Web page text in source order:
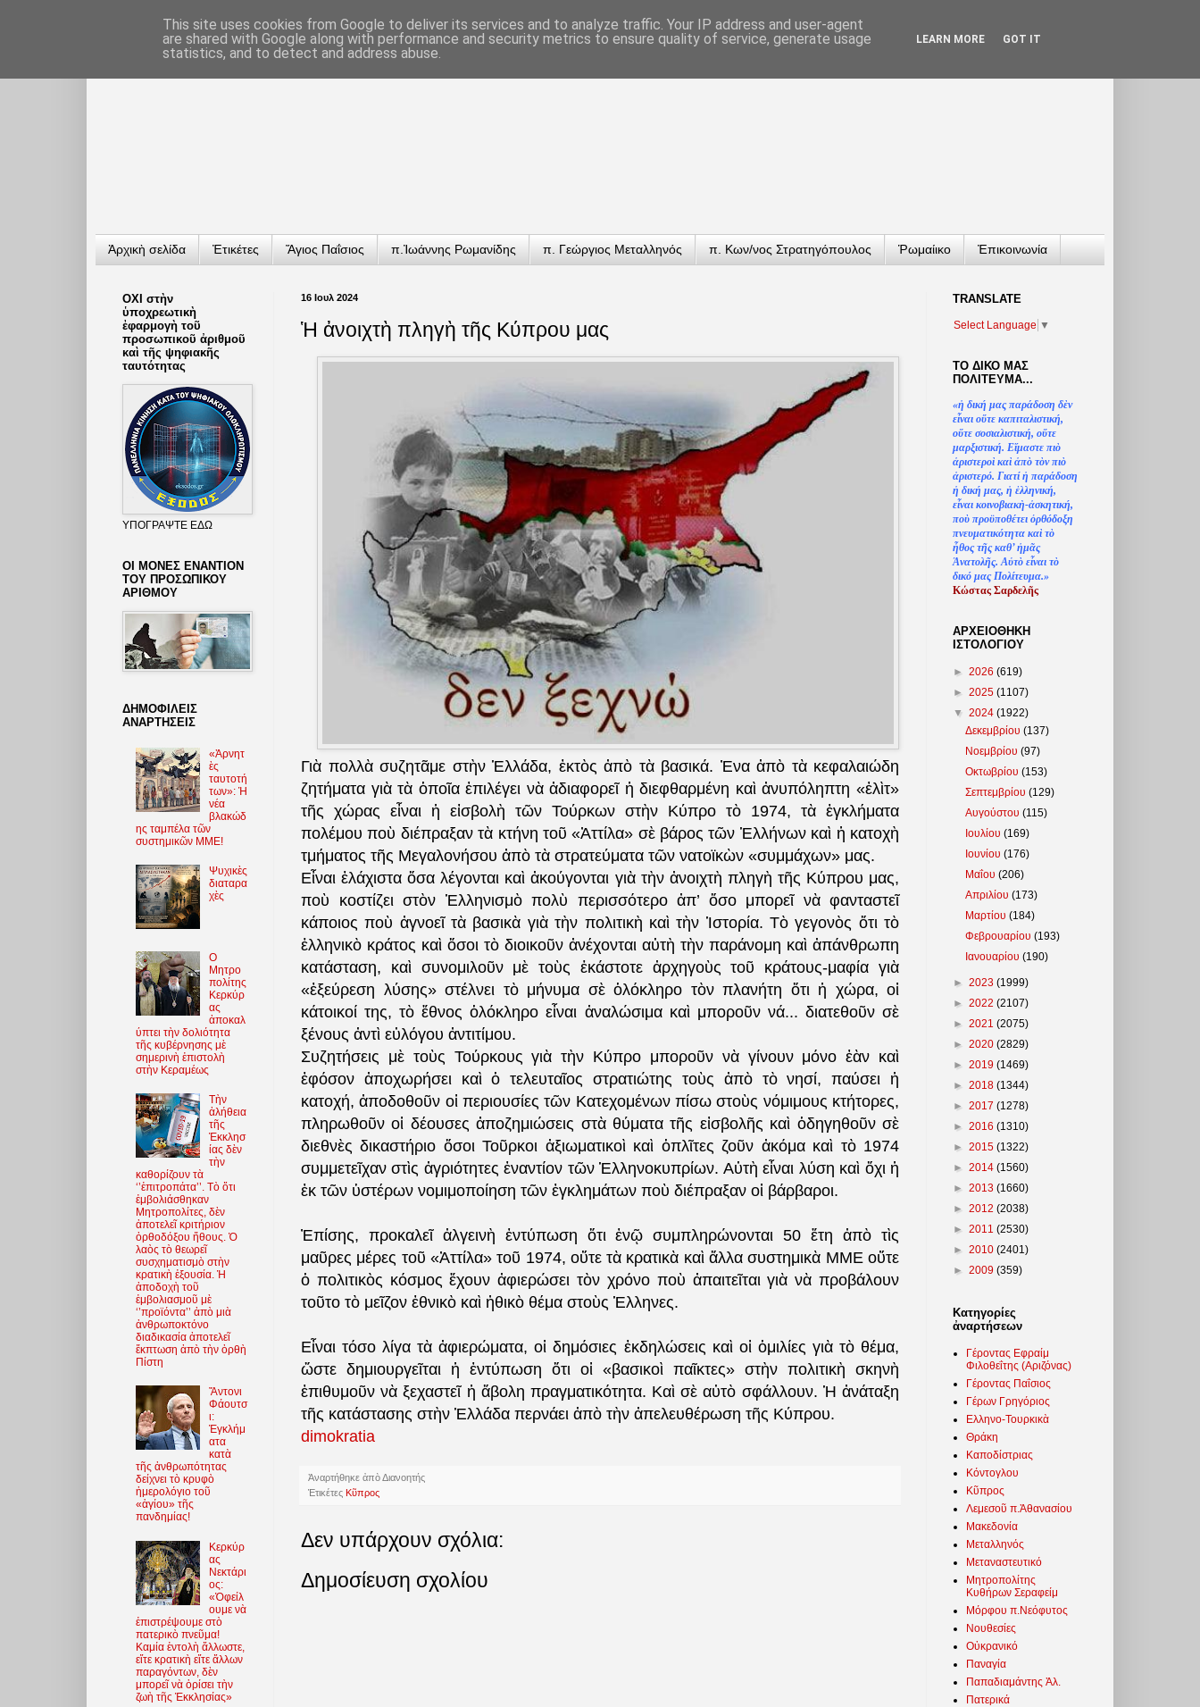
Ἀρχικὴ σελίδα Ἐτικέτες Ἅγιος Παΐσιος π.Ἰωάννης Ρωμανίδης π. Γεώργιος Μεταλληνός π. Κων/νος Στρατηγόπουλος Ῥωμαίικο Ἐπικοινωνία
16 Ιουλ 2024
Ἡ ἀνοιχτὴ πληγὴ τῆς Κύπρου μας
Γιὰ πολλὰ συζητᾶμε στὴν Ἑλλάδα, ἐκτὸς ἀπὸ τὰ βασικά. Ἐνα ἀπὸ τὰ κεφαλαιώδη
ζητήματα γιὰ τὰ ὁποῖα ἐπιλέγει νὰ ἀδιαφορεῖ ἡ διεφθαρμένη καὶ ἀνυπόληπτη «ἐλὶτ»
τῆς χώρας εἶναι ἡ εἰσβολὴ τῶν Τούρκων στὴν Κύπρο τὸ 1974, τὰ ἐγκλήματα
πολέμου ποὺ διέπραξαν τὰ κτήνη τοῦ «Ἀττίλα» σὲ βάρος τῶν Ἑλλήνων καὶ ἡ κατοχὴ
τμήματος τῆς Μεγαλονήσου ἀπὸ τὰ στρατεύματα τῶν νατοϊκὼν «συμμάχων» μας.
Εἶναι ἐλάχιστα ὅσα λέγονται καὶ ἀκούγονται γιὰ τὴν ἀνοιχτὴ πληγὴ τῆς Κύπρου μας,
ποὺ κοστίζει στὸν Ἑλληνισμὸ πολὺ περισσότερο ἀπ’ ὅσο μπορεῖ νὰ φανταστεῖ
κάποιος ποὺ ἀγνοεῖ τὰ βασικὰ γιὰ τὴν πολιτικὴ καὶ τὴν Ἱστορία. Τὸ γεγονὸς ὅτι τὸ
ἑλληνικὸ κράτος καὶ ὅσοι τὸ διοικοῦν ἀνέχονται αὐτὴ τὴν παράνομη καὶ ἀπάνθρωπη
κατάσταση, καὶ συνομιλοῦν μὲ τοὺς ἑκάστοτε ἀρχηγοὺς τοῦ κράτους-μαφία γιὰ
«ἐξεύρεση λύσης» στέλνει τὸ μήνυμα σὲ ὁλόκληρο τὸν πλανήτη ὅτι ἡ χώρα, οἱ
κάτοικοί της, τὸ ἔθνος ὁλόκληρο εἶναι ἀναλώσιμα καὶ μποροῦν νά... διατεθοῦν σὲ
ξένους ἀντὶ εὐλόγου ἀντιτίμου.
Συζητήσεις μὲ τοὺς Τούρκους γιὰ τὴν Κύπρο μποροῦν νὰ γίνουν μόνο ἐὰν καὶ
ἐφόσον ἀποχωρήσει καὶ ὁ τελευταῖος στρατιώτης τοὺς ἀπὸ τὸ νησί, παύσει ἡ
κατοχή, ἀποδοθοῦν οἱ περιουσίες τῶν Κατεχομένων πίσω στοὺς νόμιμους κτήτορες,
πληρωθοῦν οἱ δέουσες ἀποζημιώσεις στὰ θύματα τῆς εἰσβολῆς καὶ ὁδηγηθοῦν σὲ
διεθνὲς δικαστήριο ὅσοι Τοῦρκοι ἀξιωματικοὶ καὶ ὁπλῖτες ζοῦν ἀκόμα καὶ τὸ 1974
συμμετεῖχαν στὶς ἀγριότητες ἐναντίον τῶν Ἑλληνοκυπρίων. Αὐτὴ εἶναι λύση καὶ ὄχι ἡ
ἐκ τῶν ὑστέρων νομιμοποίηση τῶν ἐγκλημάτων ποὺ διέπραξαν οἱ βάρβαροι.
Ἐπίσης, προκαλεῖ ἀλγεινὴ ἐντύπωση ὅτι ἐνῷ συμπληρώνονται 50 ἔτη ἀπὸ τὶς
μαῦρες μέρες τοῦ «Ἀττίλα» τοῦ 1974, οὔτε τὰ κρατικὰ καὶ ἄλλα συστημικὰ ΜΜΕ οὔτε
ὁ πολιτικὸς κόσμος ἔχουν ἀφιερώσει τὸν χρόνο ποὺ ἀπαιτεῖται γιὰ νὰ προβάλουν
τοῦτο τὸ μεῖζον ἐθνικὸ καὶ ἠθικὸ θέμα στοὺς Ἑλληνες.
Εἶναι τόσο λίγα τὰ ἀφιερώματα, οἱ δημόσιες ἐκδηλώσεις καὶ οἱ ὁμιλίες γιὰ τὸ θέμα,
ὥστε δημιουργεῖται ἡ ἐντύπωση ὅτι οἱ «βασικοὶ παῖκτες» στὴν πολιτικὴ σκηνὴ
ἐπιθυμοῦν νὰ ξεχαστεῖ ἡ ἄβολη πραγματικότητα. Καὶ σὲ αὐτὸ σφάλλουν. Ἡ ἀνάταξη
τῆς κατάστασης στὴν Ἑλλάδα περνάει ἀπὸ τὴν ἀπελευθέρωση τῆς Κύπρου.
dimokratia
Ἀναρτήθηκε ἀπὸΔιανοητής
Ἐτικέτες Κῦπρος
Δεν υπάρχουν σχόλια:
Δημοσίευση σχολίου
ΟΧΙ στὴν
ὑποχρεωτικὴ
ἐφαρμογὴ τοῦ
προσωπικοῦ ἀριθμοῦ
καὶ τῆς ψηφιακῆς
ταυτότητας
ΥΠΟΓΡΑΨΤΕ ΕΔΩ
ΟΙ ΜΟΝΕΣ ΕΝΑΝΤΙΟΝ
ΤΟΥ ΠΡΟΣΩΠΙΚΟΥ
ΑΡΙΘΜΟΥ
ΔΗΜΟΦΙΛΕΙΣ
ΑΝΑΡΤΗΣΕΙΣ
«Ἀρνητ
ὲς
ταυτοτή
των»: Ἡ
νέα
βλακώδ
ης ταμπέλα τῶν
συστημικῶν ΜΜΕ!
Ψυχικὲς
διαταρα
χὲς
O
Μητρο
πολίτης
Κερκύρ
ας
ἀποκαλ
ύπτει τὴν δολιότητα
τῆς κυβέρνησης μὲ
σημερινὴ ἐπιστολὴ
στὴν Κεραμέως
Τὴν
ἀλήθεια
τῆς
Ἐκκλησ
ίας δὲν
τὴν
καθορίζουν τὰ
‘’ἐπιτροπάτα’’. Τὸ ὅτι
ἐμβολιάσθηκαν
Μητροπολίτες, δὲν
ἀποτελεῖ κριτήριον
ὀρθοδόξου ἤθους. Ὁ
λαὸς τὸ θεωρεῖ
συσχηματισμὸ στὴν
κρατικὴ ἐξουσία. Ἡ
ἀποδοχὴ τοῦ
ἐμβολιασμοῦ μὲ
‘’προϊόντα’’ ἀπὸ μιὰ
ἀνθρωποκτόνο
διαδικασία ἀποτελεῖ
ἔκπτωση ἀπὸ τὴν ὀρθὴ
Πίστη
Ἄντονι
Φάουτσ
ι:
Ἐγκλήμ
ατα
κατὰ
τῆς ἀνθρωπότητας
δείχνει τὸ κρυφὸ
ἡμερολόγιο τοῦ
«ἁγίου» τῆς
πανδημίας!
Κερκύρ
ας
Νεκτάρι
ος:
«Ὀφείλ
ουμε νὰ
ἐπιστρέψουμε στὸ
πατερικὸ πνεῦμα!
Καμία ἐντολὴ ἄλλωστε,
εἴτε κρατικὴ εἴτε ἄλλων
παραγόντων, δὲν
μπορεῖ νὰ ὁρίσει τὴν
ζωὴ τῆς Ἐκκλησίας»
TRANSLATΕ
Select Language ▼
ΤΟ ΔΙΚΟ ΜΑΣ
ΠΟΛΙΤΕΥΜΑ...
«ἡ δική μας παράδοση δὲν
εἶναι οὔτε καπιταλιστική,
οὔτε σοσιαλιστική, οὔτε
μαρξιστική. Εἴμαστε πιὸ
ἀριστεροὶ καὶ ἀπὸ τὸν πιὸ
ἀριστερό. Γιατίἡ παράδοση
ἡ δική μας, ἡ ἑλληνική,
εἶναι κοινοβιακὴ-ἀσκητική,
ποὺ προϋποθέτει ὀρθόδοξη
πνευματικότητα καὶ τὸ
ἦθος τῆς καθ’ἠμᾶς
Ἀνατολῆς. Αὐτὸ εἶναι τὸ
δικό μας Πολίτευμα.»
Κώστας Σαρδελῆς
ΑΡΧΕΙΟΘΗΚΗ
ΙΣΤΟΛΟΓΙΟΥ
► 2026 (619)
► 2025 (1107)
▼ 2024 (1922)
Δεκεμβρίου(137)
Νοεμβρίου(97)
Οκτωβρίου(153)
Σεπτεμβρίου(129)
Αυγούστου(115)
Ιουλίου(169)
Ιουνίου(176)
Μαΐου(206)
Απριλίου(173)
Μαρτίου(184)
Φεβρουαρίου(193)
Ιανουαρίου(190)
► 2023 (1999)
► 2022 (2107)
► 2021 (2075)
► 2020 (2829)
► 2019 (1469)
► 2018 (1344)
► 2017 (1278)
► 2016 (1310)
► 2015 (1322)
► 2014 (1560)
► 2013 (1660)
► 2012 (2038)
► 2011 (2530)
► 2010 (2401)
► 2009 (359)
Κατηγορίες
ἀναρτήσεων
Γέροντας Εφραίμ
Φιλοθεΐτης (Αριζόνας)
Γέροντας Παΐσιος
Γέρων Γρηγόριος
Ελληνο-Τουρκικὰ
Θράκη
Καποδίστριας
Κόντογλου
Κῦπρος
Λεμεσοῦ π.Ἀθανασίου
Μακεδονία
Μεταλληνός
Μεταναστευτικό
Μητροπολίτης
Κυθήρων Σεραφείμ
Μόρφου π.Νεόφυτος
Νουθεσίες
Οὐκρανικό
Παναγία
Παπαδιαμάντης Ἀλ.
Πατερικά
This site uses cookies from Google to deliver its services and to analyze traffic. Your IP address and user-agent
are shared with Google along with performance and security metrics to ensure quality of service, generate usage
statistics, and to detect and address abuse.
LEARN MORE GOT IT